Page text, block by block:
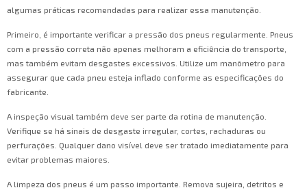
algumas práticas recomendadas para realizar essa manutenção.
Primeiro, é importante verificar a pressão dos pneus regularmente. Pneus
com a pressão correta não apenas melhoram a eficiência do transporte,
mas também evitam desgastes excessivos. Utilize um manômetro para
assegurar que cada pneu esteja inflado conforme as especificações do
fabricante.
A inspeção visual também deve ser parte da rotina de manutenção.
Verifique se há sinais de desgaste irregular, cortes, rachaduras ou
perfurações. Qualquer dano visível deve ser tratado imediatamente para
evitar problemas maiores.
A limpeza dos pneus é um passo importante. Remova sujeira, detritos e